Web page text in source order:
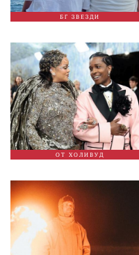
БГ ЗВЕЗДИ
ОТ ХОЛИВУД